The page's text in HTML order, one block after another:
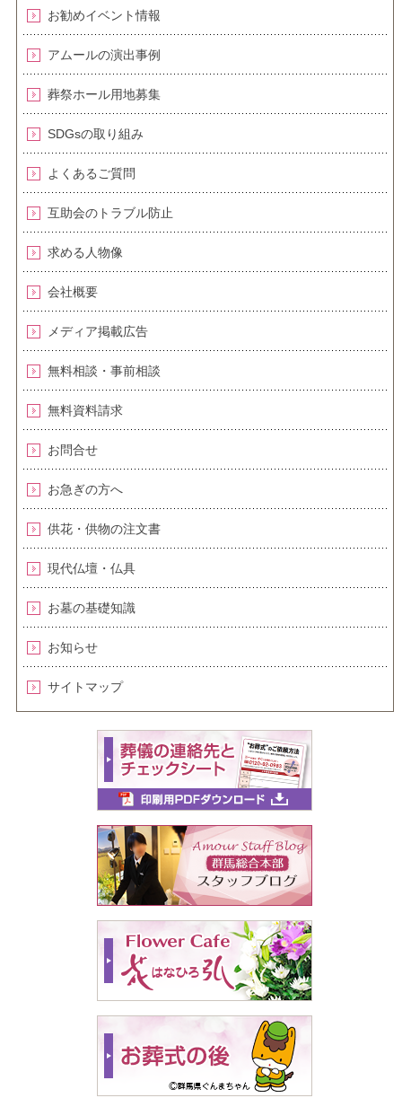
お勧めイベント情報
アムールの演出事例
葬祭ホール用地募集
SDGsの取り組み
よくあるご質問
互助会のトラブル防止
求める人物像
会社概要
メディア掲載広告
無料相談・事前相談
無料資料請求
お問合せ
お急ぎの方へ
供花・供物の注文書
現代仏壇・仏具
お墓の基礎知識
お知らせ
サイトマップ